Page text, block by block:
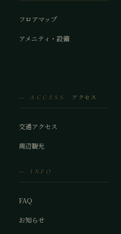
フロアマップ
アメニティ・設備
— ACCESS アクセス
交通アクセス
周辺観光
— INFO
FAQ
お知らせ